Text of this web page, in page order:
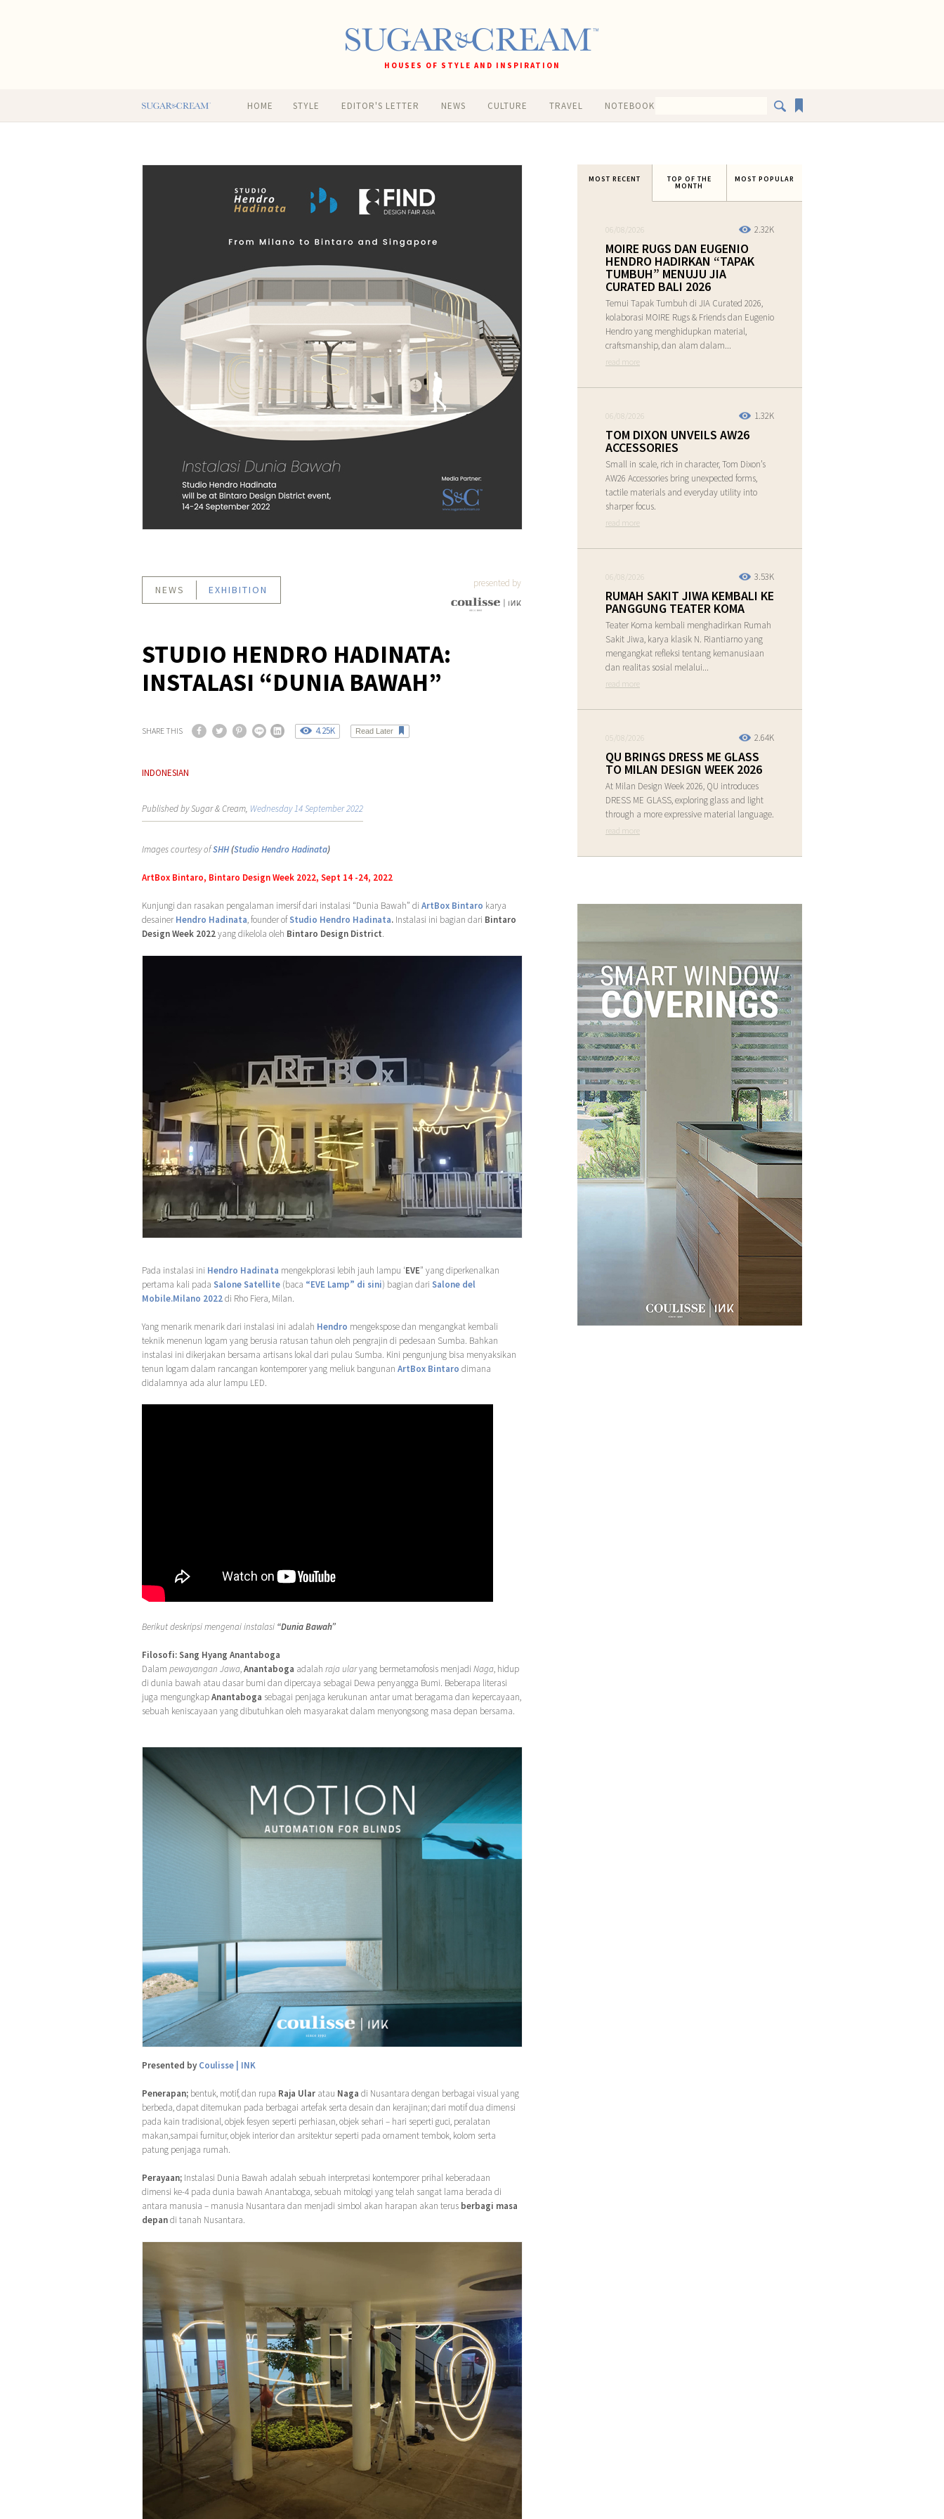
HOUSES OF STYLE AND INSPIRATION
HOME STYLE EDITOR'S LETTER NEWS CULTURE TRAVEL NOTEBOOK
NEWS EXHIBITION
presented by
STUDIO HENDRO HADINATA:
INSTALASI “DUNIA BAWAH”
SHARE THIS 4.25K Read Later
INDONESIAN
Published by Sugar & Cream, Wednesday 14 September 2022
Images courtesy ofSHH(Studio Hendro Hadinata)
ArtBox Bintaro, Bintaro Design Week 2022, Sept 14 -24, 2022
Kunjungi dan rasakan pengalaman imersif dari instalasi “Dunia Bawah” di ArtBox Bintaro karya
desainer Hendro Hadinata, founder ofStudio Hendro Hadinata. Instalasi ini bagian dari Bintaro
Design Week 2022yang dikelola oleh Bintaro Design District.
Pada instalasi ini Hendro Hadinata mengekplorasi lebih jauh lampu ‘EVE” yang diperkenalkan
pertama kali pada Salone Satellite (baca “EVE Lamp” di sini) bagian dari Salone del
Mobile.Milano 2022di Rho Fiera, Milan.
Yang menarik menarik dari instalasi ini adalah Hendro mengekspose dan mengangkat kembali
teknik menenun logam yang berusia ratusan tahun oleh pengrajin di pedesaan Sumba. Bahkan
instalasi ini dikerjakan bersama artisans lokal dari pulau Sumba. Kini pengunjung bisa menyaksikan
tenun logam dalam rancangan kontemporer yang meliuk bangunan ArtBox Bintaro dimana
didalamnya ada alur lampu LED.
Berikut deskripsi mengenai instalasi “Dunia Bawah”
Filosofi: Sang Hyang Anantaboga
Dalam pewayangan Jawa,Anantaboga adalah raja ularyang bermetamofosis menjadi Naga, hidup
di dunia bawah atau dasar bumi dan dipercaya sebagai Dewa penyangga Bumi. Beberapa literasi
juga mengungkapAnantaboga sebagai penjaga kerukunan antar umat beragama dan kepercayaan,
sebuah keniscayaan yang dibutuhkan oleh masyarakat dalam menyongsong masa depan bersama.
Presented by Coulisse | INK
Penerapan; bentuk, motif, dan rupa Raja Ular atau Naga di Nusantara dengan berbagai visual yang
berbeda, dapat ditemukan pada berbagai artefak serta desain dan kerajinan; dari motif dua dimensi
pada kain tradisional, objek fesyen seperti perhiasan, objek sehari – hari seperti guci, peralatan
makan,sampai furnitur, objek interior dan arsitektur seperti pada ornament tembok, kolom serta
patung penjaga rumah.
Perayaan; Instalasi Dunia Bawah adalah sebuah interpretasi kontemporer prihal keberadaan
dimensi ke-4 pada dunia bawah Anantaboga, sebuah mitologi yang telah sangat lama berada di
antara manusia – manusia Nusantara dan menjadi simbol akan harapan akan terus berbagi masa
depandi tanah Nusantara.
MOST RECENT TOP OF THE
MONTH
MOST POPULAR
2.32K
06/08/2026
MOIRE RUGS DAN EUGENIO
HENDRO HADIRKAN “TAPAK
TUMBUH” MENUJU JIA
CURATED BALI 2026
Temui Tapak Tumbuh di JIA Curated 2026,
kolaborasi MOIRE Rugs & Friends dan Eugenio
Hendro yang menghidupkan material,
craftsmanship, dan alam dalam...
read more
1.32K
06/08/2026
TOM DIXON UNVEILS AW26
ACCESSORIES
Small in scale, rich in character, Tom Dixon’s
AW26 Accessories bring unexpected forms,
tactile materials and everyday utility into
sharper focus.
read more
3.53K
06/08/2026
RUMAH SAKIT JIWA KEMBALI KE
PANGGUNG TEATER KOMA
Teater Koma kembali menghadirkan Rumah
Sakit Jiwa, karya klasik N. Riantiarno yang
mengangkat refleksi tentang kemanusiaan
dan realitas sosial melalui...
read more
2.64K
05/08/2026
QU BRINGS DRESS ME GLASS
TO MILAN DESIGN WEEK 2026
At Milan Design Week 2026, QU introduces
DRESS ME GLASS, exploring glass and light
through a more expressive material language.
read more